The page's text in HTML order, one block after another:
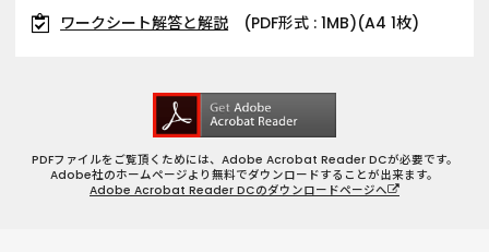
ワークシート解答と解説
(PDF形式 : 1MB)(A4 1枚)
PDFファイルをご覧頂くためには、Adobe Acrobat Reader DCが必要です。
Adobe社のホームページより無料でダウンロードすることが出来ます。
Adobe Acrobat Reader DCのダウンロードページへ